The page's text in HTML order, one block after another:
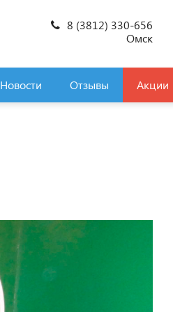
8 (3812) 330-656
Омск
Новости Отзывы Акции